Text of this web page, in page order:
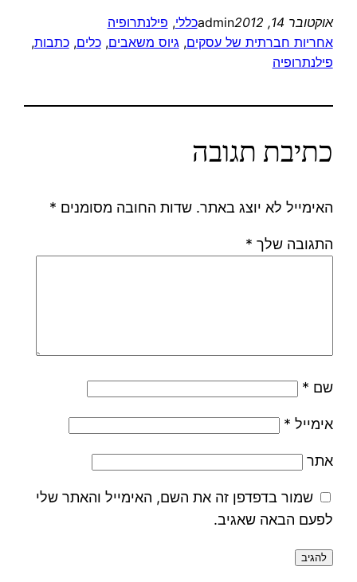
אוקטובר 14, 2012 adminכללי, פילנתרופיה
אחריות חברתית של עסקים, גיוס משאבים, כלים, כתבות,
פילנתרופיה
כתיבת תגובה
האימייל לא יוצג באתר. שדות החובה מסומנים *
התגובה שלך *
שם *
אימייל *
אתר
שמור בדפדפן זה את השם, האימייל והאתר שלי
לפעם הבאה שאגיב.